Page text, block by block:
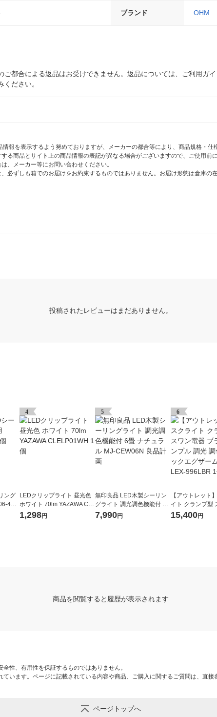
ブランド OHM
ご都合による返品はお受けできません。返品については、ご利用ガ
ください。
報を表示するよう努めておりますが、メーカーの都合等により、商品規格・
る商品とサイト上の商品情報の表記が異なる場合がございますので、ご使用前
、メーカー等にお問い合わせください。
必ずしも箱でのお届けをお約束するものではありません。お届け形態は倉庫の
投稿されたレビューはまだありません。
ング
479
4
LEDクリップライト 昼光色
ホワイト 70lm YAZAWA CL
ELP01WH 1個
1,298円
5
無印良品 LED木製シーリン
グライト 調光調色機能付 6
畳 ナチュラル MJ-CEW06N
7,990円
6
【アウトレット
イト クランプ型
ブラウン シンプ
15,400円
商品を閲覧すると履歴が表示されます
性、有用性を保証するものではありません。
います。ページに記載されている内容や商品、ご購入に関するご質問は、直接
ページトップへ